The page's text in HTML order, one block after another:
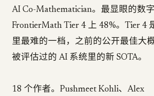
AI Co-Mathematician。最显眼的数
FrontierMath Tier 4 上 48%。Tier 4
里最难的一档，之前的公开最佳大
被评估过的 AI 系统里的新 SOTA。
18 个作者。Pushmeet Kohli、Alex